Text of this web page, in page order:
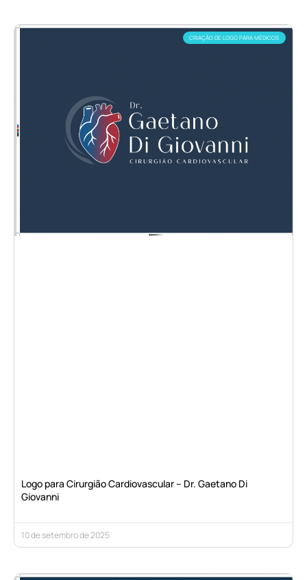
CRIAÇÃO DE LOGO PARA MÉDICOS
Logo para Cirurgião Cardiovascular – Dr. Gaetano Di
Giovanni
10 de setembro de 2025